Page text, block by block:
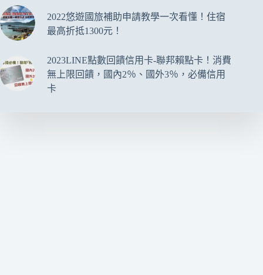
2022悠遊國旅補助申請教學一次看懂！住宿
最高折抵1300元！
2023LINE點數回饋信用卡-聯邦賴點卡！消費
無上限回饋，國內2％、國外3％，必備信用
卡